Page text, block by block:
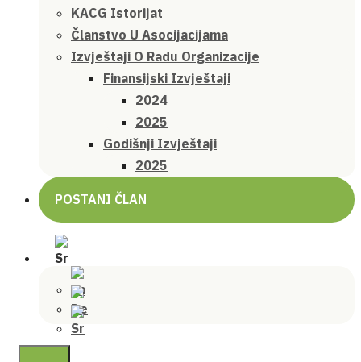
KACG Istorijat
Članstvo U Asocijacijama
Izvještaji O Radu Organizacije
Finansijski Izvještaji
2024
2025
Godišnji Izvještaji
2025
POSTANI ČLAN